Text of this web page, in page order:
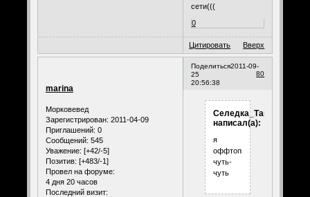
сети(((
0
Цитировать Вверх
Поделиться
80
2011-09-
25
20:56:38
marina
Морковевед
Зарегистрирован: 2011-04-09
Приглашений: 0
Сообщений: 545
Уважение: [+42/-5]
Позитив: [+483/-1]
Провел на форуме:
4 дня 20 часов
Последний визит:
Селедка_Таня
написал(а):
я
оффтопнуть
чуть-
чуть